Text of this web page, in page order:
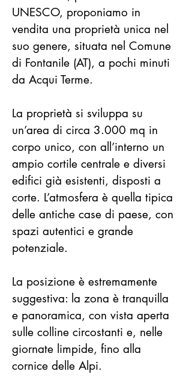
UNESCO, proponiamo in
vendita una proprietà unica nel
suo genere, situata nel Comune
di Fontanile (AT), a pochi minuti
da Acqui Terme.
La proprietà si sviluppa su
un’area di circa 3.000 mq in
corpo unico, con all’interno un
ampio cortile centrale e diversi
edifici già esistenti, disposti a
corte. L’atmosfera è quella tipica
delle antiche case di paese, con
spazi autentici e grande
potenziale.
La posizione è estremamente
suggestiva: la zona è tranquilla
e panoramica, con vista aperta
sulle colline circostanti e, nelle
giornate limpide, fino alla
cornice delle Alpi.